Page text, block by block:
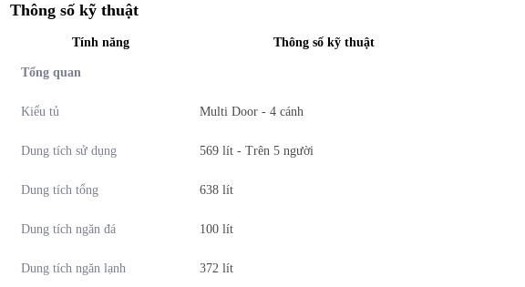
Thông số kỹ thuật
Tính năng Thông số kỹ thuật
Tổng quan
Kiểu tủ Multi Door - 4 cánh
Dung tích sử dụng 569 lít - Trên 5 người
Dung tích tổng 638 lít
Dung tích ngăn đá 100 lít
Dung tích ngăn lạnh 372 lít